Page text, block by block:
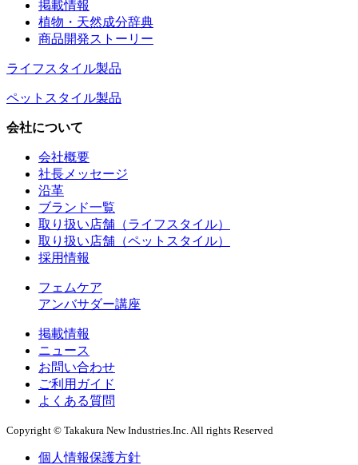
掲載情報
植物・天然成分辞典
商品開発ストーリー
ライフスタイル製品
ペットスタイル製品
会社について
会社概要
社長メッセージ
沿革
ブランド一覧
取り扱い店舗（ライフスタイル）
取り扱い店舗（ペットスタイル）
採用情報
フェムケア
アンバサダー講座
掲載情報
ニュース
お問い合わせ
ご利用ガイド
よくある質問
Copyright © Takakura New Industries.Inc. All rights Reserved
個人情報保護方針